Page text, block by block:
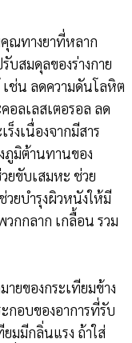
ณทางยาที่หลาก
สมดุลของร่างกาย
เช่น ลดความดันโลหิต
อลเลสเตอรอล ลด
งเนื่องจากมีสาร
ภูมิต้านทานของ
ยขับเสมหะ ช่วย
ยบำรุงผิวหนังให้มี
กกลาก เกลื้อน รวม
ยของกระเทียมข้าง
กอบของอาการที่รับ
มมีกลิ่นแรง ถ้าใส่